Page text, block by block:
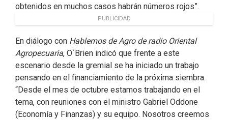
obtenidos en muchos casos habrán números rojos”.
PUBLICIDAD
En diálogo con Hablemos de Agro de radio Oriental
Agropecuaria, O´Brien indicó que frente a este
escenario desde la gremial se ha iniciado un trabajo
pensando en el financiamiento de la próxima siembra.
“Desde el mes de octubre estamos trabajando en el
tema, con reuniones con el ministro Gabriel Oddone
(Economía y Finanzas) y su equipo. Nosotros creemos